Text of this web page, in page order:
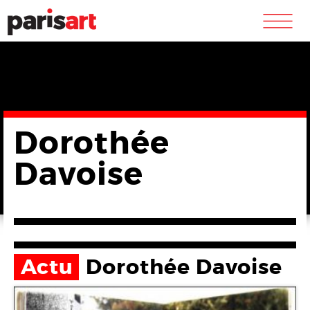
m
Dorothée
Davoise
Actu Dorothée Davoise